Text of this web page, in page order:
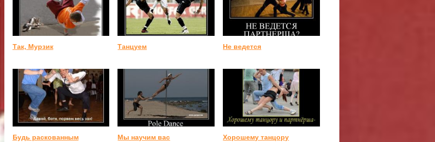
Так, Мурзик Танцуем Не ведется
Будь раскованным Мы научим вас Хорошему танцору